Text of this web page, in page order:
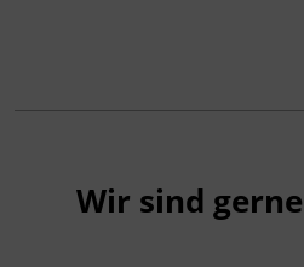
Kursbesuchsbestätigung
Wir sind